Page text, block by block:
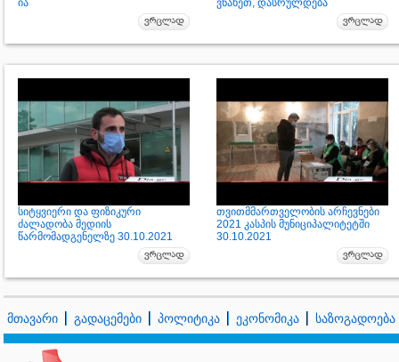
ია
ვნახეთ, დასრულდება
სიტყვიერი და ფიზიკური
ძალადობა მედიის
წარმომადგენელზე 30.10.2021
თვითმმართველობის არჩევნები
2021 კასპის მუნიციპალიტეტში
30.10.2021
მთავარი გადაცემები პოლიტიკა ეკონომიკა საზოგადოება